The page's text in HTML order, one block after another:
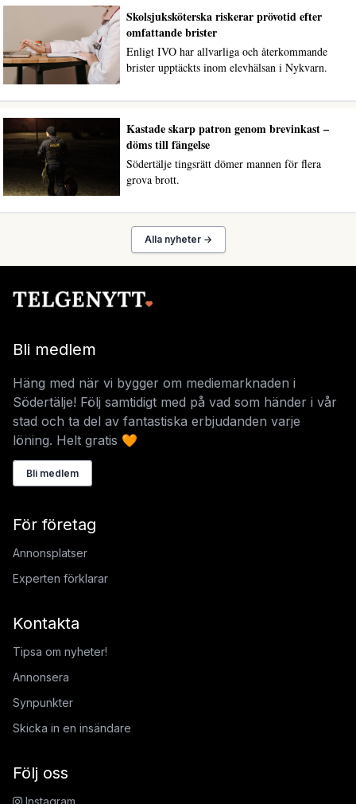
Skolsjuksköterska riskerar prövotid efter
omfattande brister
Enligt IVO har allvarliga och återkommande
brister upptäckts inom elevhälsan i Nykvarn.
Kastade skarp patron genom brevinkast –
döms till fängelse
Södertälje tingsrätt dömer mannen för flera
grova brott.
Alla nyheter →
Bli medlem
Häng med när vi bygger om mediemarknaden i
Södertälje! Följ samtidigt med på vad som händer i vår
stad och ta del av fantastiska erbjudanden varje
löning. Helt gratis 🧡
Bli medlem
För företag
Annonsplatser
Experten förklarar
Kontakta
Tipsa om nyheter!
Annonsera
Synpunkter
Skicka in en insändare
Följ oss
Instagram